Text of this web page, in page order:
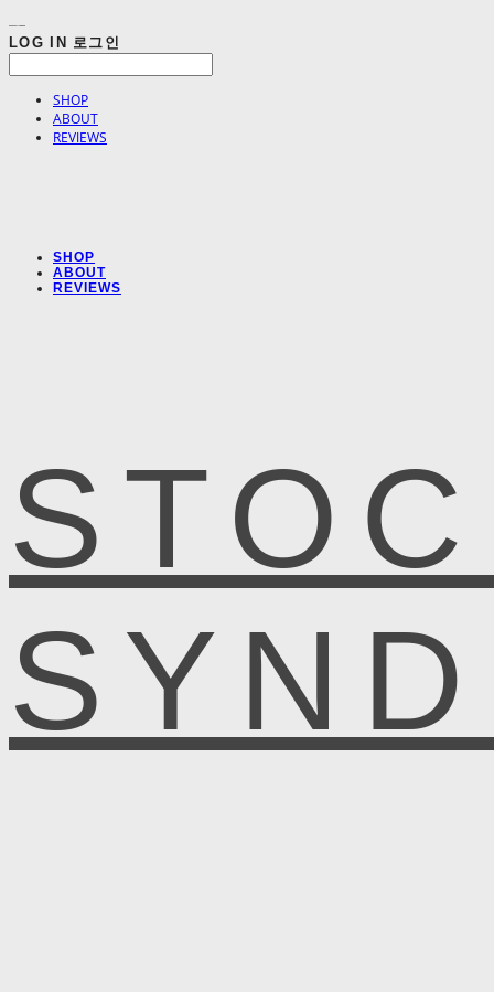
LOG IN 로그인
SHOP
ABOUT
REVIEWS
SHOP
ABOUT
REVIEWS